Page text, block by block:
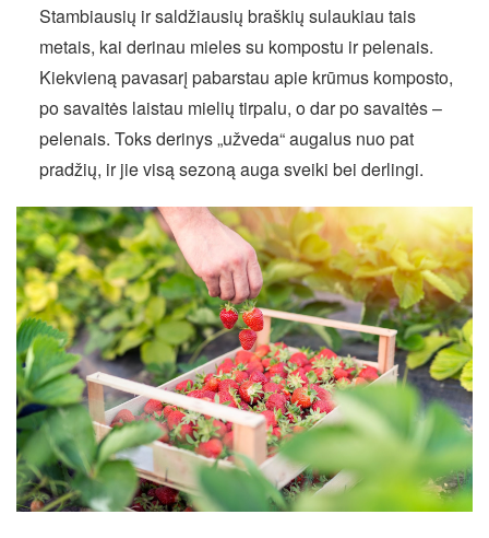
Stambiausių ir saldžiausių braškių sulaukiau tais
metais, kai derinau mieles su kompostu ir pelenais.
Kiekvieną pavasarį pabarstau apie krūmus komposto,
po savaitės laistau mielių tirpalu, o dar po savaitės –
pelenais. Toks derinys „užveda“ augalus nuo pat
pradžių, ir jie visą sezoną auga sveiki bei derlingi.